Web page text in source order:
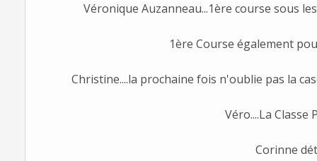
Véronique Auzanneau...1ère course sous
1ère Course également
Christine....la prochaine fois n'oublie pas la
Véro....La Classe
Corinne